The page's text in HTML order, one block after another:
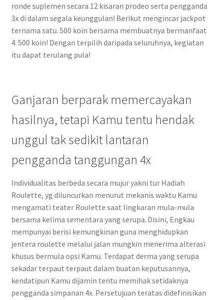
ronde suplemen secara 12 kisaran prodeo serta pengganda
3x di dalam segala keunggulan! Berikut mengincar jackpot
ternama satu. 500 koin bersama membuatnya bermanfaat
4. 500 koin! Dengan terpilih daripada seluruhnya, kegiatan
itu dapat terulang pula!
Ganjaran berparak memercayakan
hasilnya, tetapi Kamu tentu hendak
unggul tak sedikit lantaran
pengganda tanggungan 4x
Individualitas berbeda secara mujur yakni tur Hadiah
Roulette, yg diluncurkan menurut mekanis waktu Kamu
mengamati teater Roulette saat lingkaran mula-mula
bersama kelima sementara yang serupa. Disini, Engkau
mempunyai berisi kemungkinan guna menghidupkan
jentera roulette melalui jalan mungkin menerima alterasi
khusus bermula opsi Kamu. Terdapat derma yang serupa
sekadar terpaut terpaut dalam buatan keputusannya,
kendatipun Kamu dijamin tentu memihak setidaknya
pengganda simpanan 4x. Persetujuan teratas didefinisikan